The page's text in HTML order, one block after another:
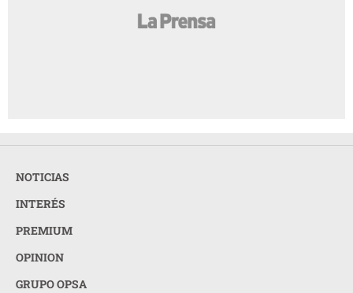
NOTICIAS
INTERÉS
PREMIUM
OPINION
GRUPO OPSA